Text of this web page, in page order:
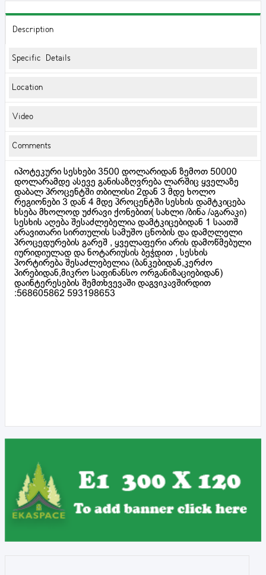
Description
Specific Details
Location
Video
Comments
იპოტეკური სესხები 3500 დოლარიდან ზემოთ 50000
დოლარამდე ასევე განისაზღვრება ლარშიც ყველაზე
დაბალ პროცენტში თბილისი 2დან 3 მდე ხოლო
რეგიონები 3 დან 4 მდე პროცენტში სესხის დამტკიცება
ხსება მხოლოდ უძრავი ქონებით( სახლი /ბინა /აგარაკი)
სესხის აღება შესაძლებელია დამტკიცებიდან 1 საათშ
არავითარი სირთულის სამუშო ცნობის და დამღლელი
პროცედურების გარეშ , ყველაფერი არის დამოწმებული
იურიდიულად და ნოტარიუსის ბეჭდით , სესხის
პორტირება შესაძლებელია (ბანკებიდან,კერძო
პირებიდან,მიკრო საფინანსო ორგანიზაციებიდან)
დაინტერესების შემთხვევაში დაგვიკავშირდით
:568605862 593198653